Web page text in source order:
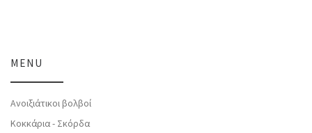
MENU
Ανοιξιάτικοι βολβοί
Κοκκάρια - Σκόρδα